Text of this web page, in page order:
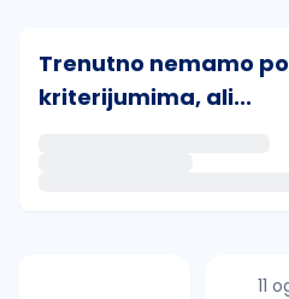
Trenutno nemamo
kriterijumima, ali...
11